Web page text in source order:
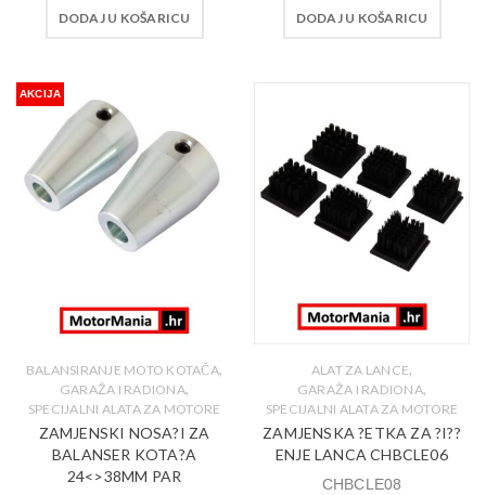
DODAJ U KOŠARICU DODAJ U KOŠARICU
AKCIJA
BALANSIRANJE MOTO KOTAČA,
GARAŽA I RADIONA,
SPECIJALNI ALATA ZA MOTORE
ZAMJENSKI NOSA?I ZA
BALANSER KOTA?A
24<>38MM PAR
ALAT ZA LANCE,
GARAŽA I RADIONA,
SPECIJALNI ALATA ZA MOTORE
ZAMJENSKA ?ETKA ZA ?I??
ENJE LANCA CHBCLE06
CHBCLE08